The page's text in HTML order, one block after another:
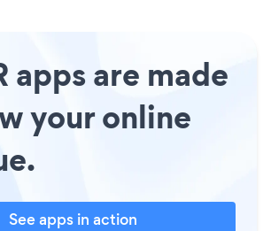
apps are made
your online
See apps in action